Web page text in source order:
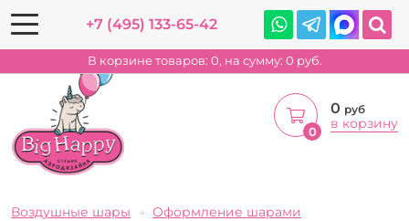
+7 (495) 133-65-42
В корзине товаров: 0, на сумму: 0 руб.
0
0 руб
в корзину
Воздушные шары
Оформление шарами